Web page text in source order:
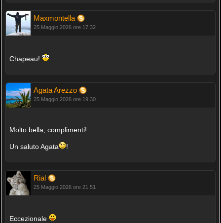
Maxmontella
25 Maggio 2026 ore 17:32
Chapeau!
Agata Arezzo
25 Maggio 2026 ore 19:30
Molto bella, complimenti!
Un saluto Agata !
Rial
25 Maggio 2026 ore 21:51
Eccezionale